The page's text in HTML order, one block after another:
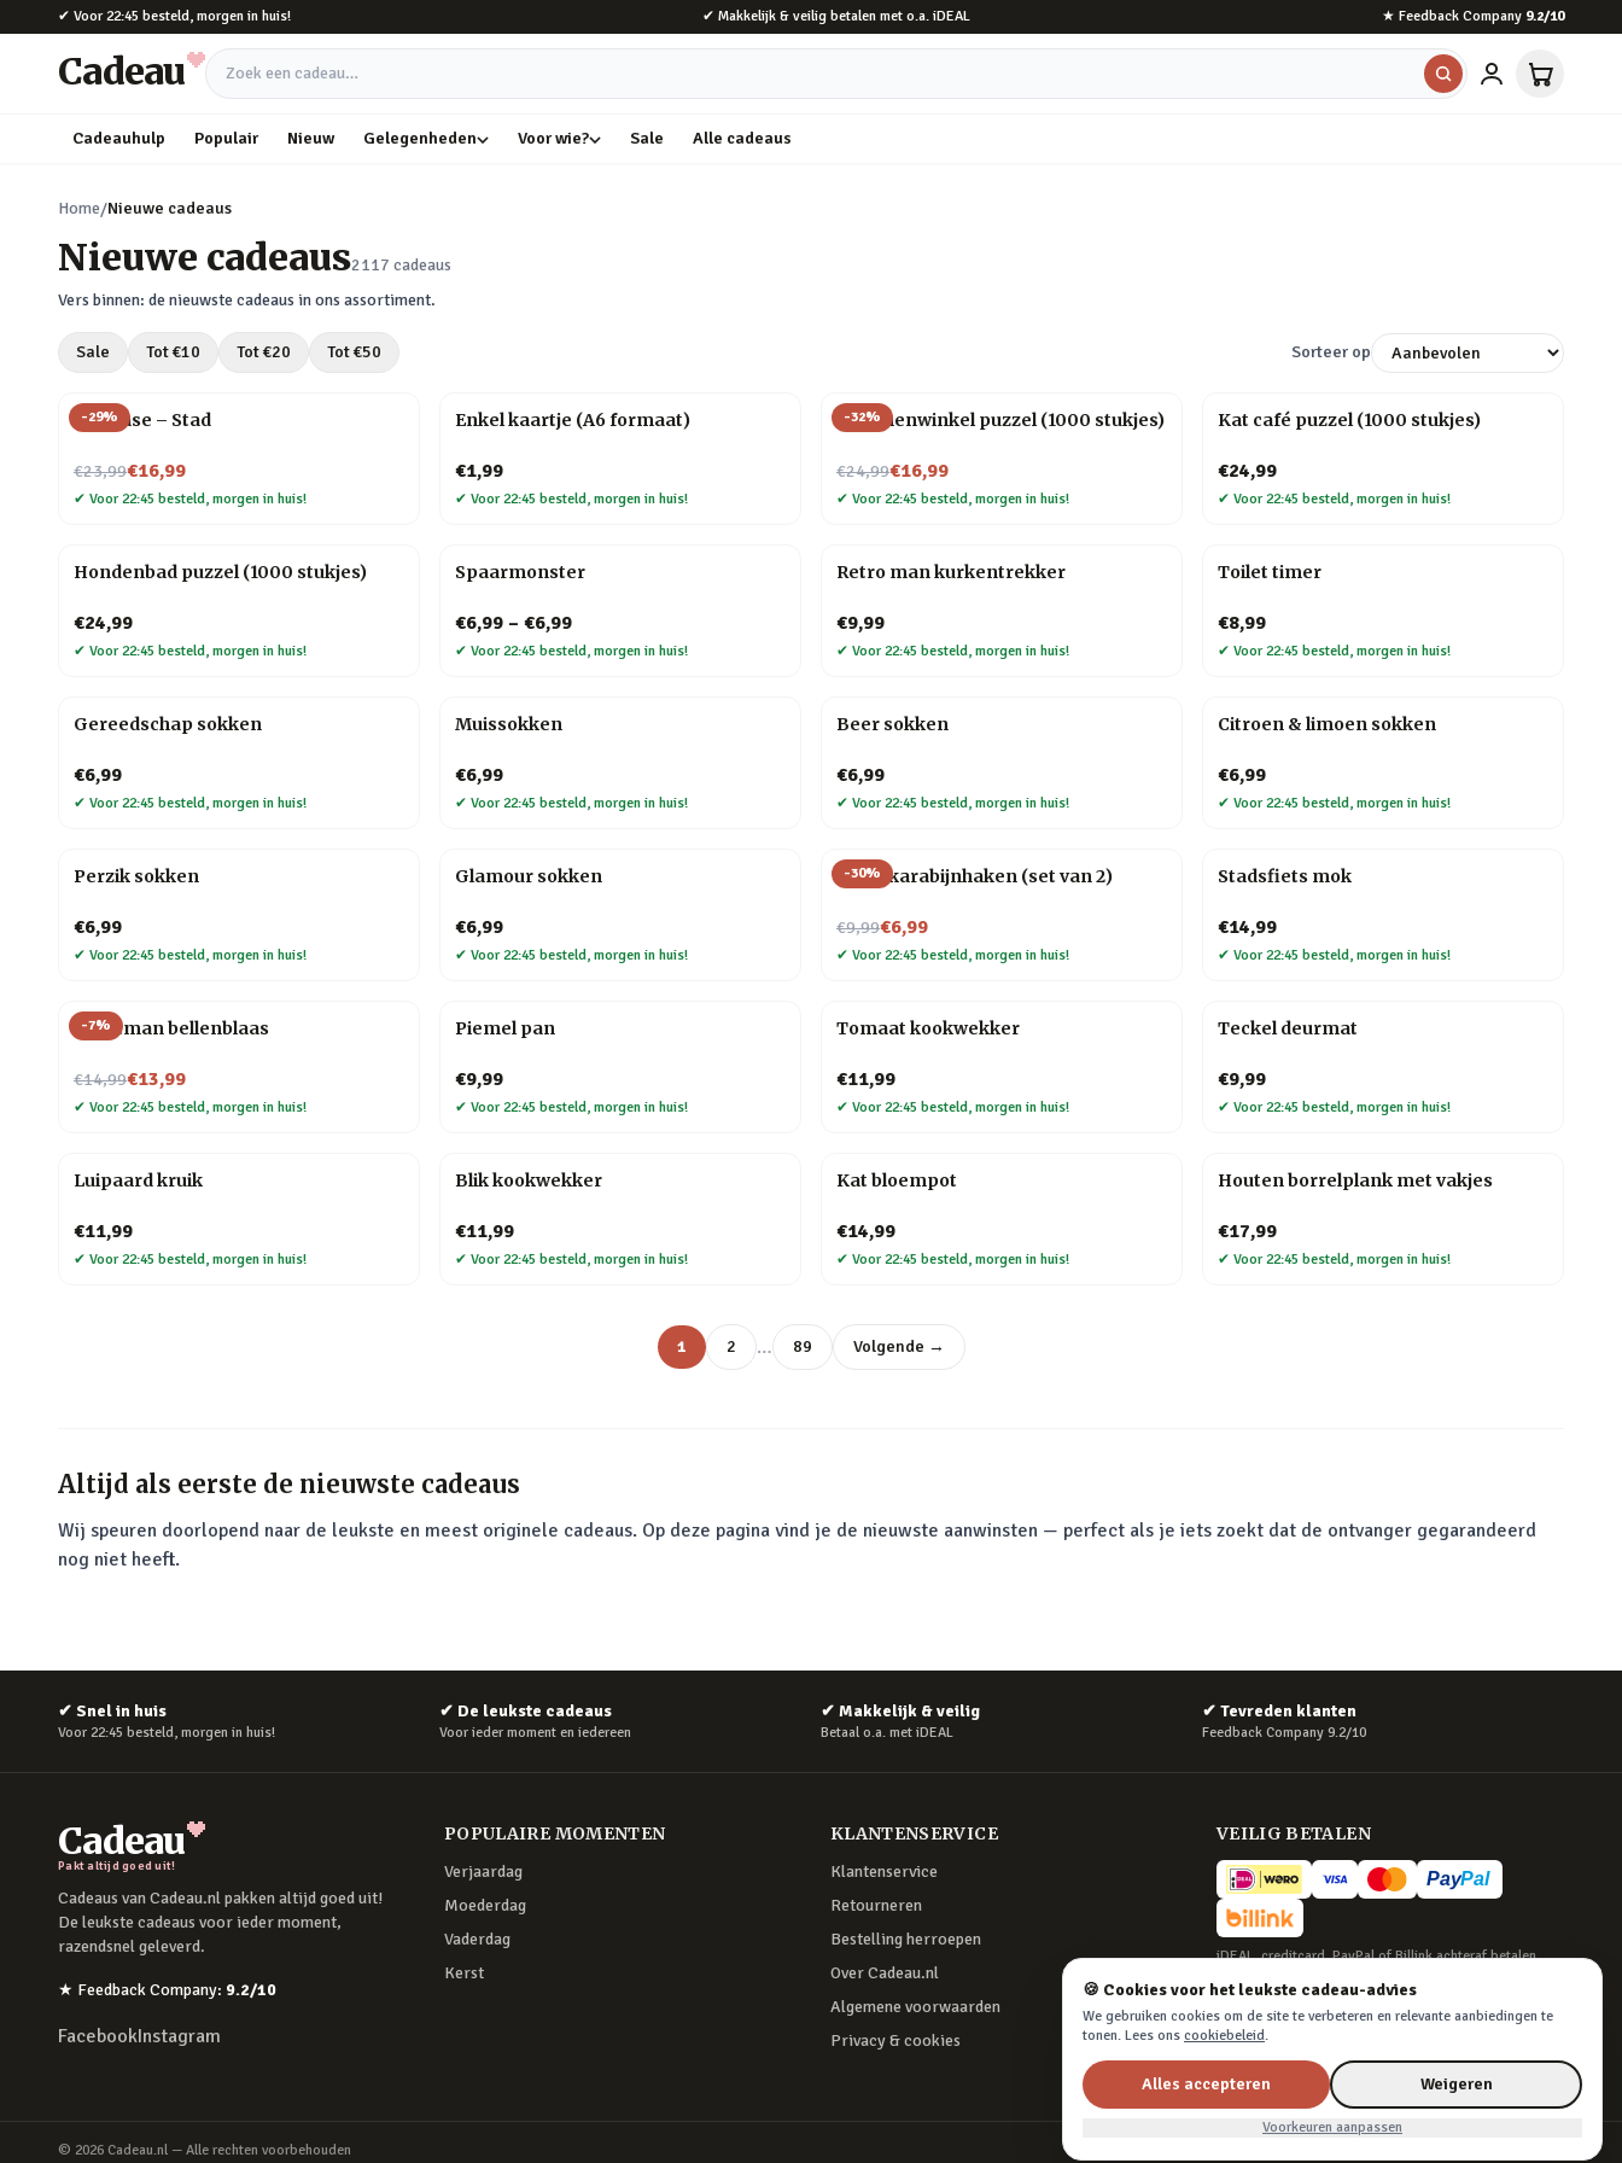
Naar hoofdinhoud
✔ Voor 22:45 besteld, morgen in huis! ✔ Makkelijk & veilig betalen met o.a. iDEAL ★ Feedback Company 9.2/10
Cadeau Zoek een cadeau
Cadeauhulp Populair Nieuw Gelegenheden Voor wie? Sale Alle cadeaus
Home/Nieuwe cadeaus
Nieuwe cadeaus2117 cadeaus
Vers binnen: de nieuwste cadeaus in ons assortiment.
Sale Tot €10 Tot €20 Tot €50 Sorteer op
-29%
Flip Vase – Stad
€23,99
Nu voor€16,99
✔ Voor 22:45 besteld, morgen in huis!
Enkel kaartje (A6 formaat)
€1,99
✔ Voor 22:45 besteld, morgen in huis!
-32%
Bloemenwinkel puzzel (1000 stukjes)
€24,99
Nu voor€16,99
✔ Voor 22:45 besteld, morgen in huis!
Kat café puzzel (1000 stukjes)
€24,99
✔ Voor 22:45 besteld, morgen in huis!
Hondenbad puzzel (1000 stukjes)
€24,99
✔ Voor 22:45 besteld, morgen in huis!
Spaarmonster
€6,99 – €6,99
✔ Voor 22:45 besteld, morgen in huis!
Retro man kurkentrekker
€9,99
✔ Voor 22:45 besteld, morgen in huis!
Toilet timer
€8,99
✔ Voor 22:45 besteld, morgen in huis!
Gereedschap sokken
€6,99
✔ Voor 22:45 besteld, morgen in huis!
Muissokken
€6,99
✔ Voor 22:45 besteld, morgen in huis!
Beer sokken
€6,99
✔ Voor 22:45 besteld, morgen in huis!
Citroen & limoen sokken
€6,99
✔ Voor 22:45 besteld, morgen in huis!
Perzik sokken
€6,99
✔ Voor 22:45 besteld, morgen in huis!
Glamour sokken
€6,99
✔ Voor 22:45 besteld, morgen in huis!
-30%
Hond karabijnhaken (set van 2)
€9,99
Nu voor€6,99
✔ Voor 22:45 besteld, morgen in huis!
Stadsfiets mok
€14,99
✔ Voor 22:45 besteld, morgen in huis!
-7%
Kerstman bellenblaas
€14,99
Nu voor€13,99
✔ Voor 22:45 besteld, morgen in huis!
Piemel pan
€9,99
✔ Voor 22:45 besteld, morgen in huis!
Tomaat kookwekker
€11,99
✔ Voor 22:45 besteld, morgen in huis!
Teckel deurmat
€9,99
✔ Voor 22:45 besteld, morgen in huis!
Luipaard kruik
€11,99
✔ Voor 22:45 besteld, morgen in huis!
Blik kookwekker
€11,99
✔ Voor 22:45 besteld, morgen in huis!
Kat bloempot
€14,99
✔ Voor 22:45 besteld, morgen in huis!
Houten borrelplank met vakjes
€17,99
✔ Voor 22:45 besteld, morgen in huis!
1 2 … 89 Volgende →
Altijd als eerste de nieuwste cadeaus
Wij speuren doorlopend naar de leukste en meest originele cadeaus. Op deze pagina vind je de nieuwste aanwinsten — perfect als je iets zoekt dat de ontvanger gegarandeerd
nog niet heeft.
✔ Snel in huis
Voor 22:45 besteld, morgen in huis!
✔ De leukste cadeaus
Voor ieder moment en iedereen
✔ Makkelijk & veilig
Betaal o.a. met iDEAL
✔ Tevreden klanten
Feedback Company 9.2/10
Cadeau
Pakt altijd goed uit!
Cadeaus van Cadeau.nl pakken altijd goed uit!
De leukste cadeaus voor ieder moment,
razendsnel geleverd.
★ Feedback Company: 9.2/10
FacebookInstagram
POPULAIRE MOMENTEN
Verjaardag
Moederdag
Vaderdag
Kerst
KLANTENSERVICE
Klantenservice
Retourneren
Bestelling herroepen
Over Cadeau.nl
Algemene voorwaarden
Privacy & cookies
VEILIG BETALEN
iDEAL, creditcard, PayPal of Billink achteraf betalen
BEZORGING
Voor 22:45 besteld, morgen in huis. Tot 365
dagen retourneren.
© 2026 Cadeau.nl — Alle rechten voorbehouden
🍪 Cookies voor het leukste cadeau-advies
We gebruiken cookies om de site te verbeteren en relevante aanbiedingen te
tonen. Lees ons cookiebeleid.
Alles accepteren Weigeren
Voorkeuren aanpassen